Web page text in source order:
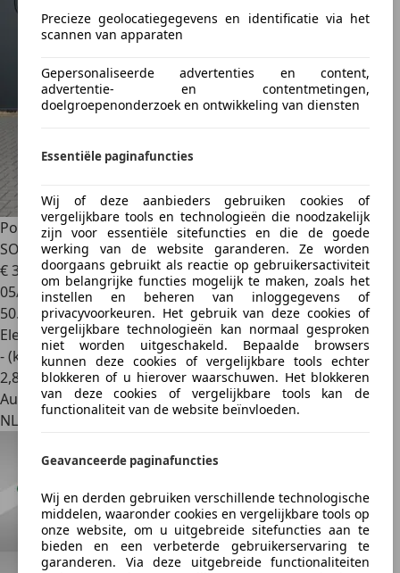
Precieze geolocatiegegevens en identificatie via het
scannen van apparaten
Gepersonaliseerde advertenties en content,
advertentie- en contentmetingen,
doelgroepenonderzoek en ontwikkeling van diensten
Essentiële paginafuncties
Wij of deze aanbieders gebruiken cookies of
vergelijkbare tools en technologieën die noodzakelijk
zijn voor essentiële sitefuncties en die de goede
werking van de website garanderen. Ze worden
doorgaans gebruikt als reactie op gebruikersactiviteit
om belangrijke functies mogelijk te maken, zoals het
instellen en beheren van inloggegevens of
privacyvoorkeuren. Het gebruik van deze cookies of
vergelijkbare technologieën kan normaal gesproken
niet worden uitgeschakeld. Bepaalde browsers
kunnen deze cookies of vergelijkbare tools echter
blokkeren of u hierover waarschuwen. Het blokkeren
van deze cookies of vergelijkbare tools kan de
functionaliteit van de website beïnvloeden.
Geavanceerde paginafuncties
Wij en derden gebruiken verschillende technologische
middelen, waaronder cookies en vergelijkbare tools op
onze website, om u uitgebreide sitefuncties aan te
bieden en een verbeterde gebruikerservaring te
garanderen. Via deze uitgebreide functionaliteiten
Polestar 2Long Range Dual Motor Launch Edition 78kWh |
SOH 9
€ 31.9451
05/2021
50.924 km
Elektrisch
- (kWh/100 km)
2,8
Autobedrijf
NL 5321 KB